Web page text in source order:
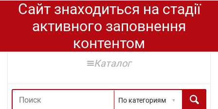
Сайт знаходиться на стадії
активного заповнення
контентом
Каталог